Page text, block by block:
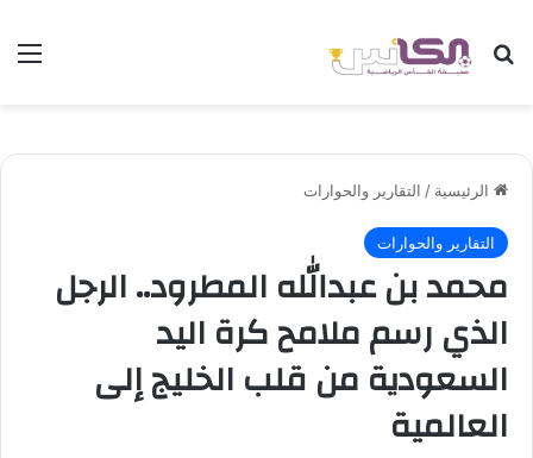
بحث عن
الرئيسية / التقارير والحوارات
التقارير والحوارات
محمد بن عبدالله المطرود.. الرجل
الذي رسم ملامح كرة اليد
السعودية من قلب الخليج إلى
العالمية